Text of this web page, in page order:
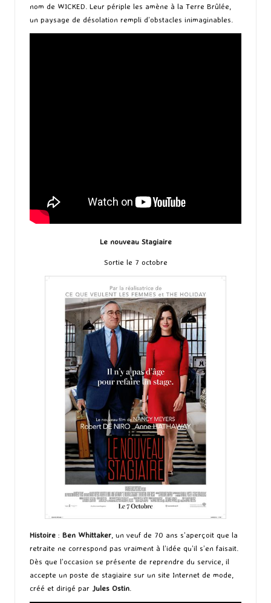
nom de WICKED. Leur périple les amène à la Terre Brûlée,
un paysage de désolation rempli d’obstacles inimaginables.
Le nouveau Stagiaire
Sortie le 7 octobre
Histoire : Ben Whittaker , un veuf de 70 ans s’aperçoit que la
retraite ne correspond pas vraiment à l’idée qu’il s’en faisait.
Dès que l’occasion se présente de reprendre du service, il
accepte un poste de stagiaire sur un site Internet de mode,
créé et dirigé par Jules Ostin